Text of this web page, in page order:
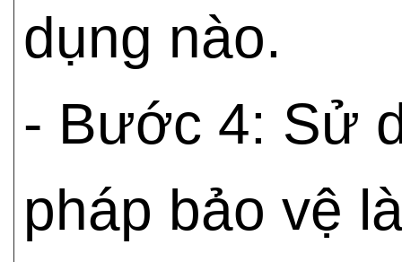
dụng nào.
- Bước 4: Sử
pháp bảo vệ